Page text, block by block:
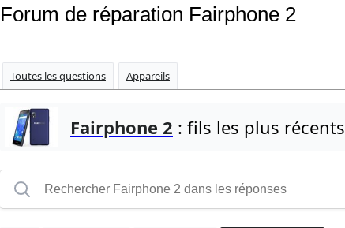
Forum de réparation Fairphone 2
Toutes les questions Appareils
Fairphone 2 : fils les plus récents